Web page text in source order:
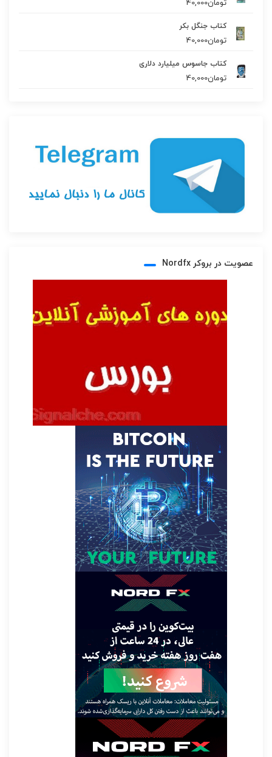
تومان40,000
کتاب جنگل بکر
تومان40,000
کتاب جاسوس میلیارد دلاری
تومان40,000
عصویت در بروکر Nordfx